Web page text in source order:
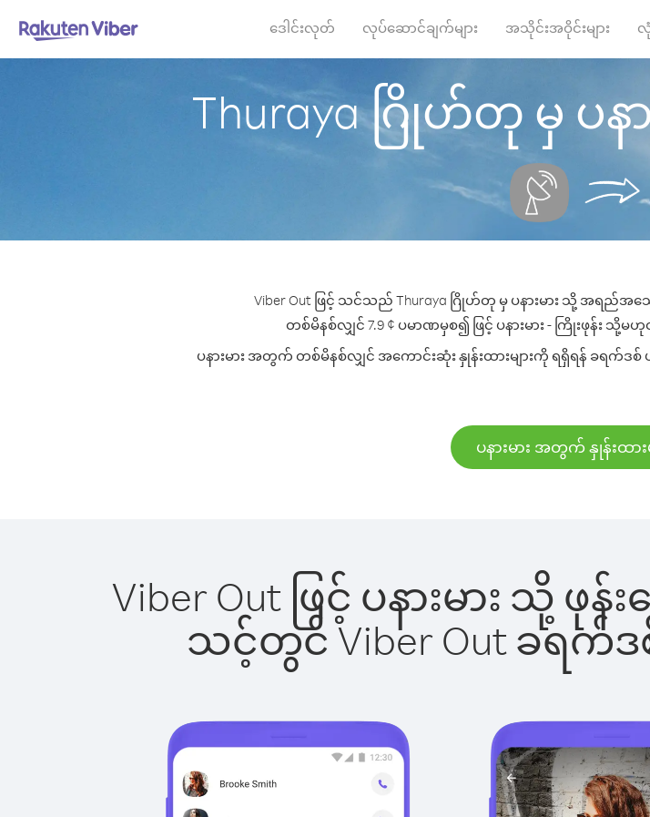
ဒေါင်းလုတ် လုပ်ဆောင်ချက်များ အသိုင်းအဝိုင်းများ လုံ
Thuraya ဂြိုဟ်တု မှ ပန
Viber Out ဖြင့် သင်သည် Thuraya ဂြိုဟ်တု မှ ပနားမား သို့ အရည်အ
တစ်မိနစ်လျှင် 7.9 ¢ ပမာဏမှစ၍ ဖြင့် ပနားမား - ကြိုးဖုန်း
ပနားမား အတွက် တစ်မိနစ်လျှင် အကောင်းဆုံး နှုန်းထားများကို ရရှိရန် ခရက်
ပနားမား အတွက် နှုန်းထား
Viber Out ဖြင့် ပနားမား သို့
သင့်တွင် Viber Out ခရက်